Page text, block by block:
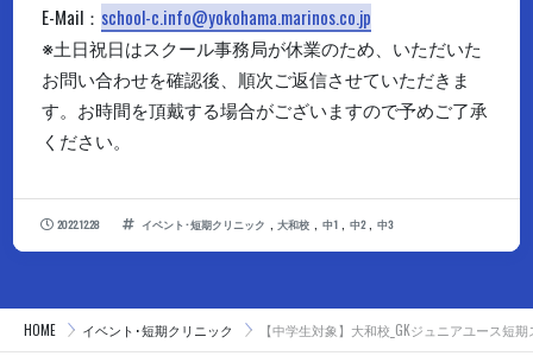
E-Mail： school-c.info@yokohama.marinos.co.jp
※土日祝日はスクール事務局が休業のため、いただいた
お問い合わせを確認後、順次ご返信させていただきま
す。お時間を頂戴する場合がございますので予めご了承
ください。
2022.12.28 イベント･短期クリニック 大和校 中1 中2 中3
HOME イベント･短期クリニック 【中学生対象】大和校_GKジュニアユース短